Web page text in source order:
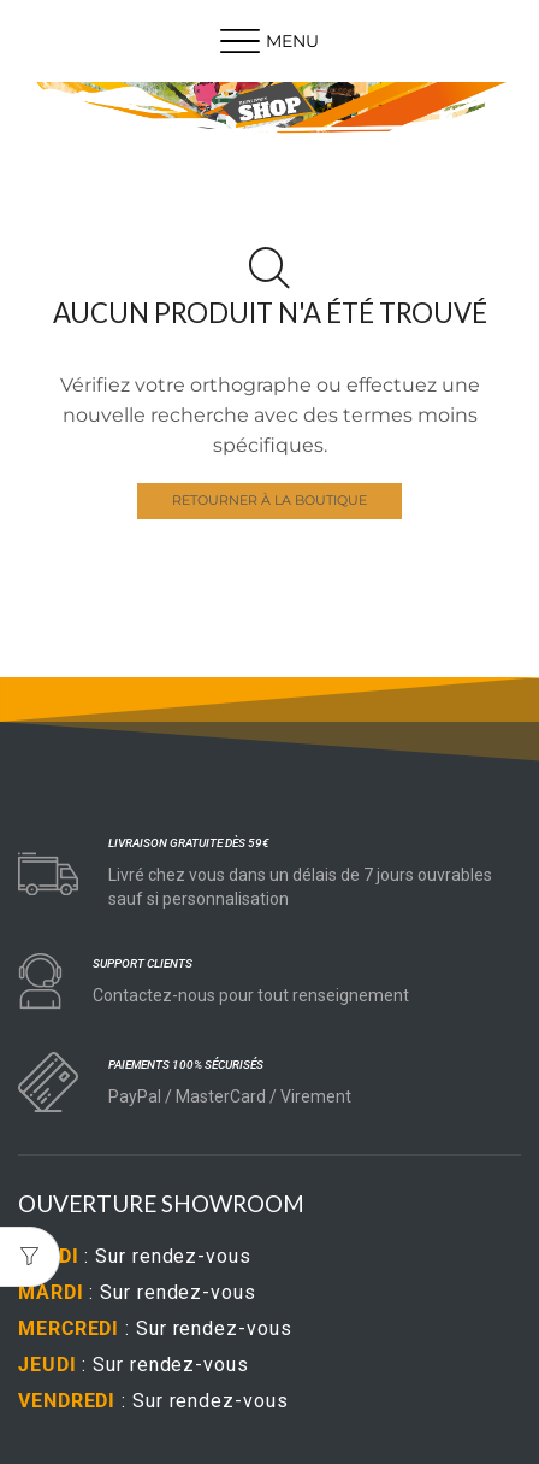
MENU
AUCUN PRODUIT N'A ÉTÉ TROUVÉ
Vérifiez votre orthographe ou effectuez une
nouvelle recherche avec des termes moins
spécifiques.
RETOURNER À LA BOUTIQUE
LIVRAISON GRATUITE DÈS 59€
Livré chez vous dans un délais de 7 jours ouvrables
sauf si personnalisation
SUPPORT CLIENTS
Contactez-nous pour tout renseignement
PAIEMENTS 100% SÉCURISÉS
PayPal / MasterCard / Virement
OUVERTURE SHOWROOM
LUNDI : Sur rendez-vous
MARDI: Sur rendez-vous
MERCREDI : Sur rendez-vous
JEUDI : Sur rendez-vous
VENDREDI : Sur rendez-vous